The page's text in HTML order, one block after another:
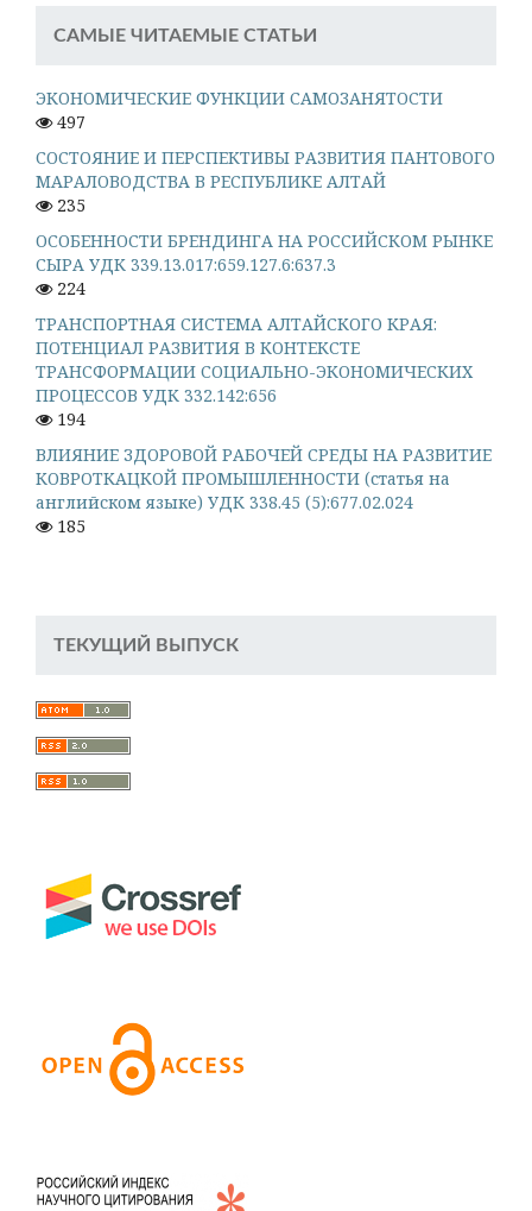
САМЫЕ ЧИТАЕМЫЕ СТАТЬИ
ЭКОНОМИЧЕСКИЕ ФУНКЦИИ САМОЗАНЯТОСТИ
497
СОСТОЯНИЕ И ПЕРСПЕКТИВЫ РАЗВИТИЯ ПАНТОВОГО
МАРАЛОВОДСТВА В РЕСПУБЛИКЕ АЛТАЙ
235
ОСОБЕННОСТИ БРЕНДИНГА НА РОССИЙСКОМ РЫНКЕ
СЫРА УДК 339.13.017:659.127.6:637.3
224
ТРАНСПОРТНАЯ СИСТЕМА АЛТАЙСКОГО КРАЯ:
ПОТЕНЦИАЛ РАЗВИТИЯ В КОНТЕКСТЕ
ТРАНСФОРМАЦИИ СОЦИАЛЬНО-ЭКОНОМИЧЕСКИХ
ПРОЦЕССОВ УДК 332.142:656
194
ВЛИЯНИЕ ЗДОРОВОЙ РАБОЧЕЙ СРЕДЫ НА РАЗВИТИЕ
КОВРОТКАЦКОЙ ПРОМЫШЛЕННОСТИ (статья на
английском языке) УДК 338.45 (5):677.02.024
185
ТЕКУЩИЙ ВЫПУСК